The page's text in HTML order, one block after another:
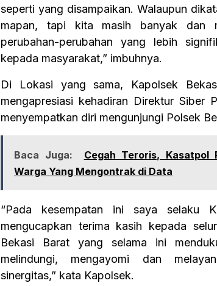
seperti yang disampaikan. Walaupun
mapan, tapi kita masih banyak dan
perubahan-perubahan yang lebih
kepada masyarakat,” imbuhnya.
Di Lokasi yang sama, Kapolsek
mengapresiasi kehadiran Direktur Siber
menyempatkan diri mengunjungi Polsek
Baca Juga:
Cegah Teroris, Kasatpol
Warga Yang Mengontrak di Data
“Pada kesempatan ini saya selaku
mengucapkan terima kasih kepada
Bekasi Barat yang selama ini
melindungi, mengayomi dan
sinergitas,” kata Kapolsek.